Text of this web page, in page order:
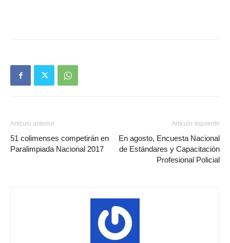
Artículo anterior
51 colimenses competirán en
Paralimpiada Nacional 2017
Artículo siguiente
En agosto, Encuesta Nacional
de Estándares y Capacitación
Profesional Policial